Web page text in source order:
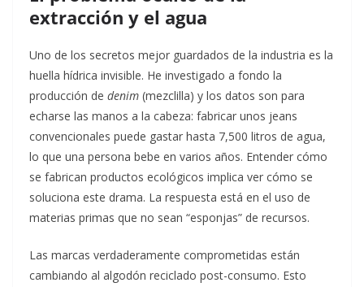
extracción y el agua
Uno de los secretos mejor guardados de la industria es la
huella hídrica invisible. He investigado a fondo la
producción de denim (mezclilla) y los datos son para
echarse las manos a la cabeza: fabricar unos jeans
convencionales puede gastar hasta 7,500 litros de agua,
lo que una persona bebe en varios años. Entender cómo
se fabrican productos ecológicos implica ver cómo se
soluciona este drama. La respuesta está en el uso de
materias primas que no sean “esponjas” de recursos.
Las marcas verdaderamente comprometidas están
cambiando al algodón reciclado post-consumo. Esto